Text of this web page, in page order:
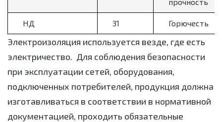
НД 31 Горючесть
Электроизоляция используется везде, где есть
электричество. Для соблюдения безопасности
при эксплуатации сетей, оборудования,
подключенных потребителей, продукция должна
изготавливаться в соответствии в нормативной
документацией, проходить обязательные